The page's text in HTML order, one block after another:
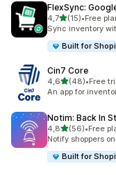
FlexSync:
4,7de 5 estrelas
(15)
15 total de
•Free
Sync inventory
Built for
Cin7 Core
4,6de 5 estrelas
(48)
48 total de•Free
An app for
Notim: Back In
4,8de 5 estrelas
(56)
56 total de•Free
Notify shoppers
Built for